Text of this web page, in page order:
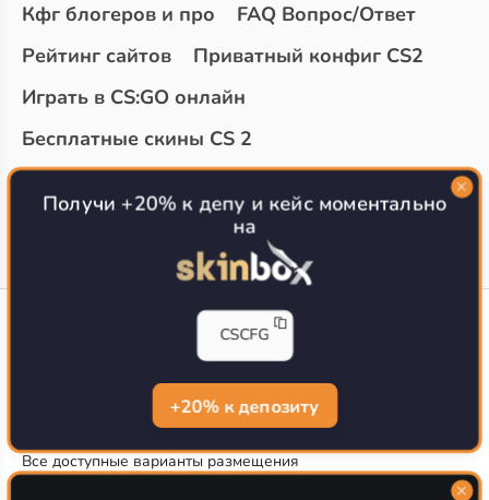
Кфг блогеров и про
FAQ Вопрос/Ответ
Рейтинг сайтов
Приватный конфиг CS2
Играть в CS:GO онлайн
Бесплатные скины CS 2
CS-CONFIG.com © 2020-2026 г.
Политика конфиденциальности
РЕКЛАМА НА САЙТЕ
Все доступные варианты размещения
Получи +20% к депу и кейс моментально
на
CSCFG
+20% к депозиту